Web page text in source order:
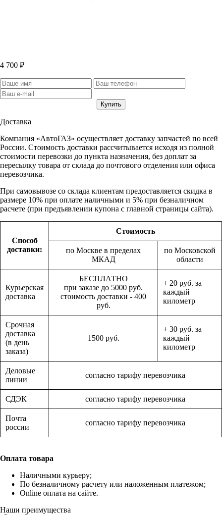
4 700 ₽
Доставка
Компания «АвтоГАЗ» осуществляет доставку запчастей по всей
России. Стоимость доставки рассчитывается исходя из полной
стоимости перевозки до пункта назначения, без доплат за
пересылку товара от склада до почтового отделения или офиса
перевозчика.
При самовывозе со склада клиентам предоставляется скидка в
размере 10% при оплате наличными и 5% при безналичном
расчете (при предъявлении купона с главной страницы сайта).
Способ
доставки:
Стоимость
по Москве в пределах
МКАД
по Московской
области
Курьерская
доставка
БЕСПЛАТНО
при заказе до 5000 руб.
стоимость доставки - 400
руб.
+ 20 руб. за
каждый
километр
Срочная
доставка
(в день
заказа)
1500 руб.
+ 30 руб. за
каждый
километр
Деловые
линии
согласно тарифу перевозчика
СДЭК согласно тарифу перевозчика
Почта
россии
согласно тарифу перевозчика
Оплата товара
Наличными курьеру;
По безналичному расчету или наложенным платежом;
Online оплата на сайте.
Наши преимущества